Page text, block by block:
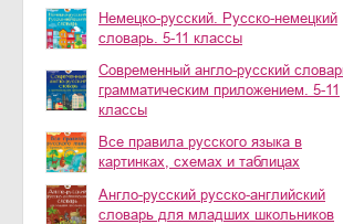
Немецко-русский. Русско-немецкий
словарь. 5-11 классы
Современный англо-русский словарь с
грамматическим приложением. 5-11
классы
Все правила русского языка в
картинках, схемах и таблицах
Англо-русский русско-английский
словарь для младших школьников